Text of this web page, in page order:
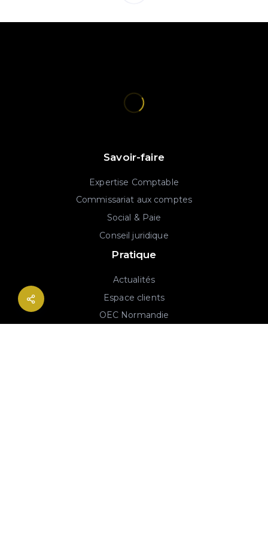
Savoir-faire
Expertise Comptable
Commissariat aux comptes
Social & Paie
Conseil juridique
Pratique
Actualités
Espace clients
OEC Normandie